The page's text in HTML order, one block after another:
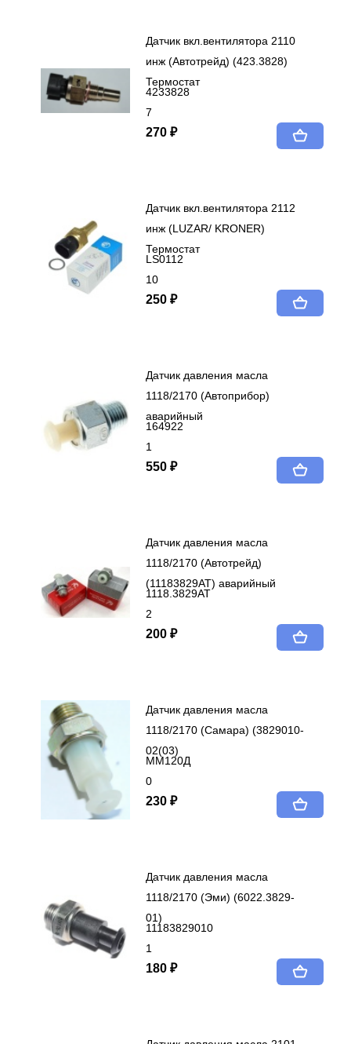
Датчик вкл.вентилятора 2110
инж (Автотрейд) (423.3828)
Термостат
4233828
7
270 ₽
Датчик вкл.вентилятора 2112
инж (LUZAR/ KRONER)
Термостат
LS0112
10
250 ₽
Датчик давления масла
1118/2170 (Автоприбор)
аварийный
164922
1
550 ₽
Датчик давления масла
1118/2170 (Автотрейд)
(11183829АТ) аварийный
1118.3829AT
2
200 ₽
Датчик давления масла
1118/2170 (Самара) (3829010-
02(03)
ММ120Д
0
230 ₽
Датчик давления масла
1118/2170 (Эми) (6022.3829-
01)
11183829010
1
180 ₽